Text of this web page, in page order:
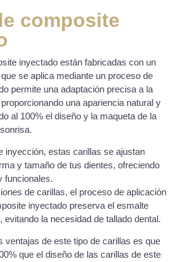
composite
inyectado están fabricadas con un
se aplica mediante un proceso de
permite una adaptación precisa a la
una apariencia natural y
al 100% el diseño y la maqueta de la
inyección, estas carillas se ajustan
y tamaño de tus dientes, ofreciendo
funcionales.
de carillas, el proceso de aplicación
inyectado preserva el esmalte
evitando la necesidad de tallado dental.
ventajas de este tipo de carillas es que
que el diseño de las carillas de este